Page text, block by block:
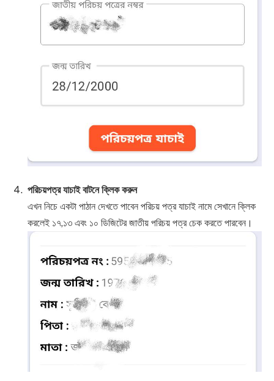
পরিচয়পত্র যাচাই বাটনে ক্লিক করুন
এখন নিচে একটা পাঠান দেখতে পাবেন পরিচয় পত্র যাচাই নামে সেখানে ক্লিক
করলেই ১৭,১৩ এবং ১০ ডিজিটের জাতীয় পরিচয় পত্র চেক করতে পারবেন।